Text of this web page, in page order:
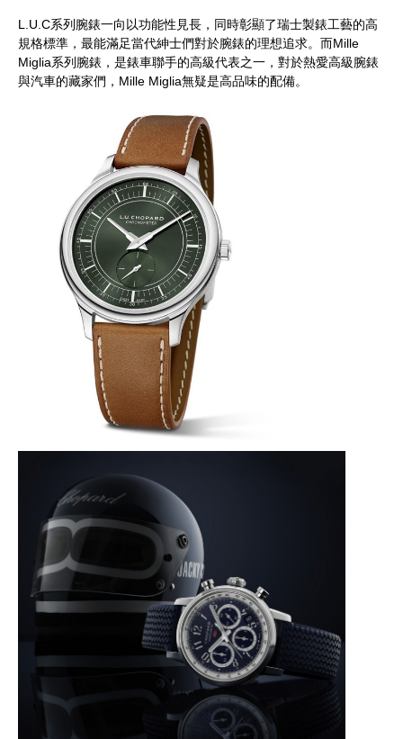
L.U.C系列腕錶一向以功能性見長，同時彰顯了瑞士製錶工藝的高
規格標準，最能滿足當代紳士們對於腕錶的理想追求。而Mille
Miglia系列腕錶，是錶車聯手的高級代表之一，對於熱愛高級腕錶
與汽車的藏家們， Mille Miglia無疑是高品味的配備。